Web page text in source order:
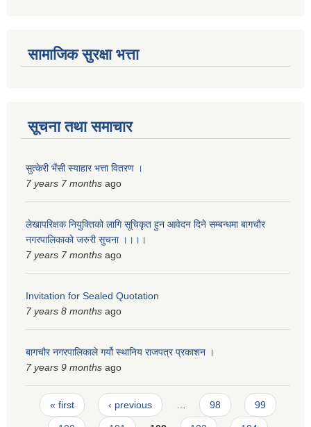
सामाजिक सुरक्षा भत्ता
सूचना तथा समाचार
सुत्केरी भैंसी स्याहार भत्ता वितरण ।
7 years 7 months ago
लेखापरिक्षक नियुक्तिको लागि सूचिकृत हुन आवेदन दिने सम्बन्धमा बागचौर
नगरपालिकाको जरुरी सुचना ।।।।
7 years 7 months ago
Invitation for Sealed Quotation
7 years 8 months ago
बागचौर नगरपालिकाले गर्यो स्थानिय राजपत्र प्रकाशन ।
7 years 9 months ago
Pages
« first ‹ previous … 98 99